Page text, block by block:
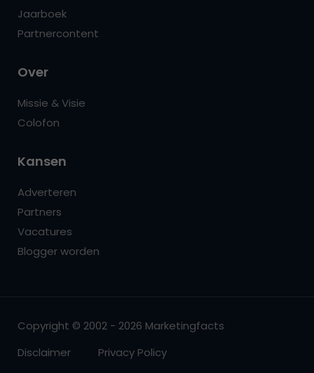
Jaarboek
Partnercontent
Over
Missie & Visie
Colofon
Kansen
Adverteren
Partners
Vacatures
Blogger worden
Copyright © 2002 - 2026 Marketingfacts
Disclaimer
Privacy Policy